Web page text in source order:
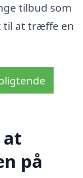
tilbud som
til at træffe en
at
på